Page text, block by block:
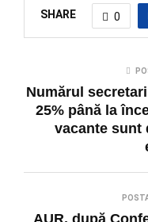
SHARE 0
Numărul
25% până la
vacante sunt
AUR, după